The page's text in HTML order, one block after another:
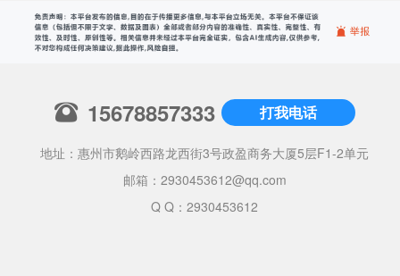
15678857333 打我电话
地址：惠州市鹅岭西路龙西街3号政盈商务大厦5层F1-2单元
邮箱： 2930453612@qq.com
Q Q：2930453612